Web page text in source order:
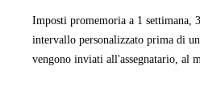
Imposti promemoria a 1 settimana,
intervallo personalizzato prima di
vengono inviati all'assegnatario, al